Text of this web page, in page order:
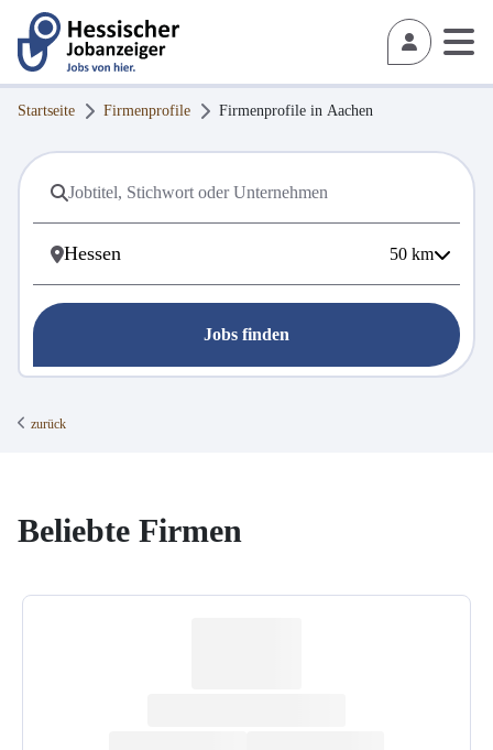
Startseite Firmenprofile Firmenprofile in Aachen
50 km
Jobs finden
zurück
Beliebte Firmen